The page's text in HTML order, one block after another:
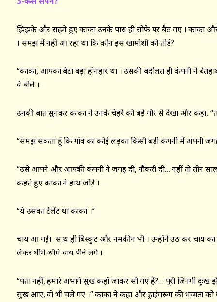
झिझके और सहमे हुए काका उनके पास ही सोफ़े पर बैठ गए । काका और
। समझ में नहीं आ रहा था कि कौन इस खामोशी को तोड़े?
“काका, आपका बेटा बड़ा होनहार था । उसकी बदौलत ही कंपनी ने
वे बोले ।
उनकी बात सुनकर काका ने उनके चेहरे को बड़े गौर से देखा और कहा,
“समझ सकता हूँ कि गाँव का कोई लड़का किसी बड़ी कंपनी में अपनी
“उसे आपने और आपकी कंपनी ने जगह दी, नौकरी दी… नहीं तो तीन
कहते हुए काका ने हाथ जोड़े ।
“ये उसका टैलेंट था काका ।”
चाय आ गई। साथ ही बिस्कुट और नमकीन भी । उन्होंने उठ कर चाय
लेकर धीमे-धीमे चाय पीने लगे ।
“पता नहीं, हमारे अभागे सुख कहाँ जाकर सो गए हैं?… पूरी जिनगी
सुख आए, वो भी चले गए ।” काका ने कहा और ड्राइंगरूम की भव्यता को